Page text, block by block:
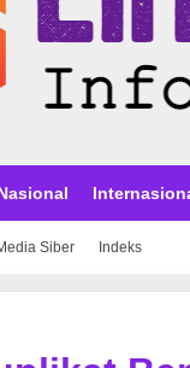
Siber Indeks